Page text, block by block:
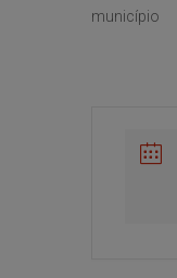
município